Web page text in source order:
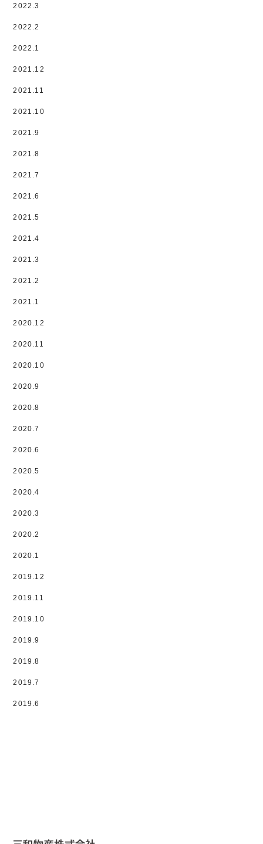
2022.3
2022.2
2022.1
2021.12
2021.11
2021.10
2021.9
2021.8
2021.7
2021.6
2021.5
2021.4
2021.3
2021.2
2021.1
2020.12
2020.11
2020.10
2020.9
2020.8
2020.7
2020.6
2020.5
2020.4
2020.3
2020.2
2020.1
2019.12
2019.11
2019.10
2019.9
2019.8
2019.7
2019.6